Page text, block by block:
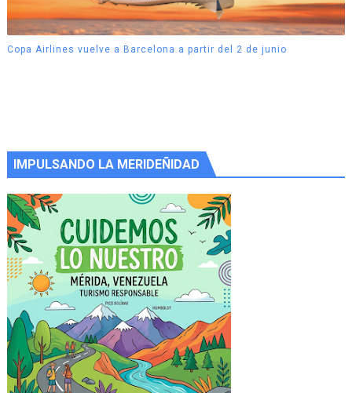
Copa Airlines vuelve a Barcelona a partir del 2 de junio
IMPULSANDO LA MERIDEÑIDAD